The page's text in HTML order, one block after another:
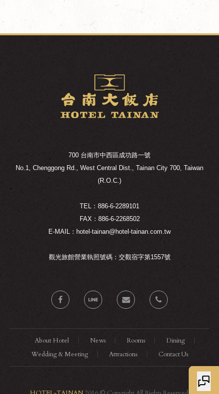
700 台南市中西區成功路一號
No.1, Chenggong Rd., West Central Dist., Tainan City 700, Taiwan
(R.O.C.)
TEL：886-6-2289101
FAX：886-6-2268502
E-MAIL：hotel-tainan@hotel-tainan.com.tw
觀光旅館營業執照號碼：交觀宿字第1557號
About Hotel News Rooms
Dining
Wedding & Meeting
Attractions Contact Us